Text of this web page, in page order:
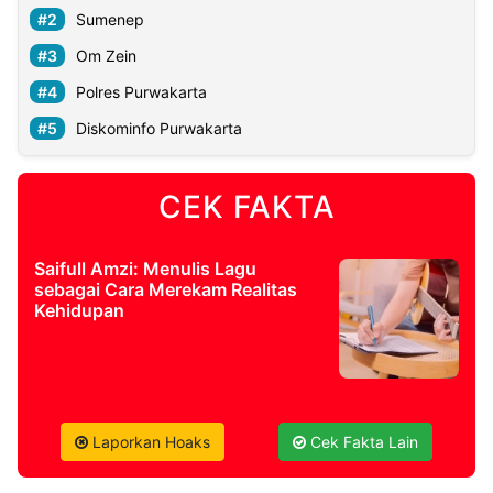
Sumenep
Om Zein
Polres Purwakarta
Diskominfo Purwakarta
CEK FAKTA
Saifull Amzi: Menulis Lagu
sebagai Cara Merekam Realitas
Kehidupan
Laporkan Hoaks Cek Fakta Lain